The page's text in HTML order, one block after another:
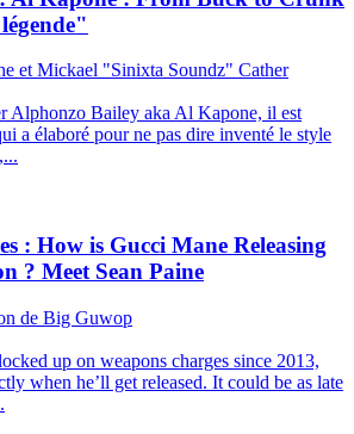
et Mickael "Sinixta Soundz" Cather
Alphonzo Bailey aka Al Kapone, il est
a élaboré pour ne pas dire inventé le style
: How is Gucci Mane Releasing
? Meet Sean Paine
de Big Guwop
up on weapons charges since 2013,
when he’ll get released. It could be as late